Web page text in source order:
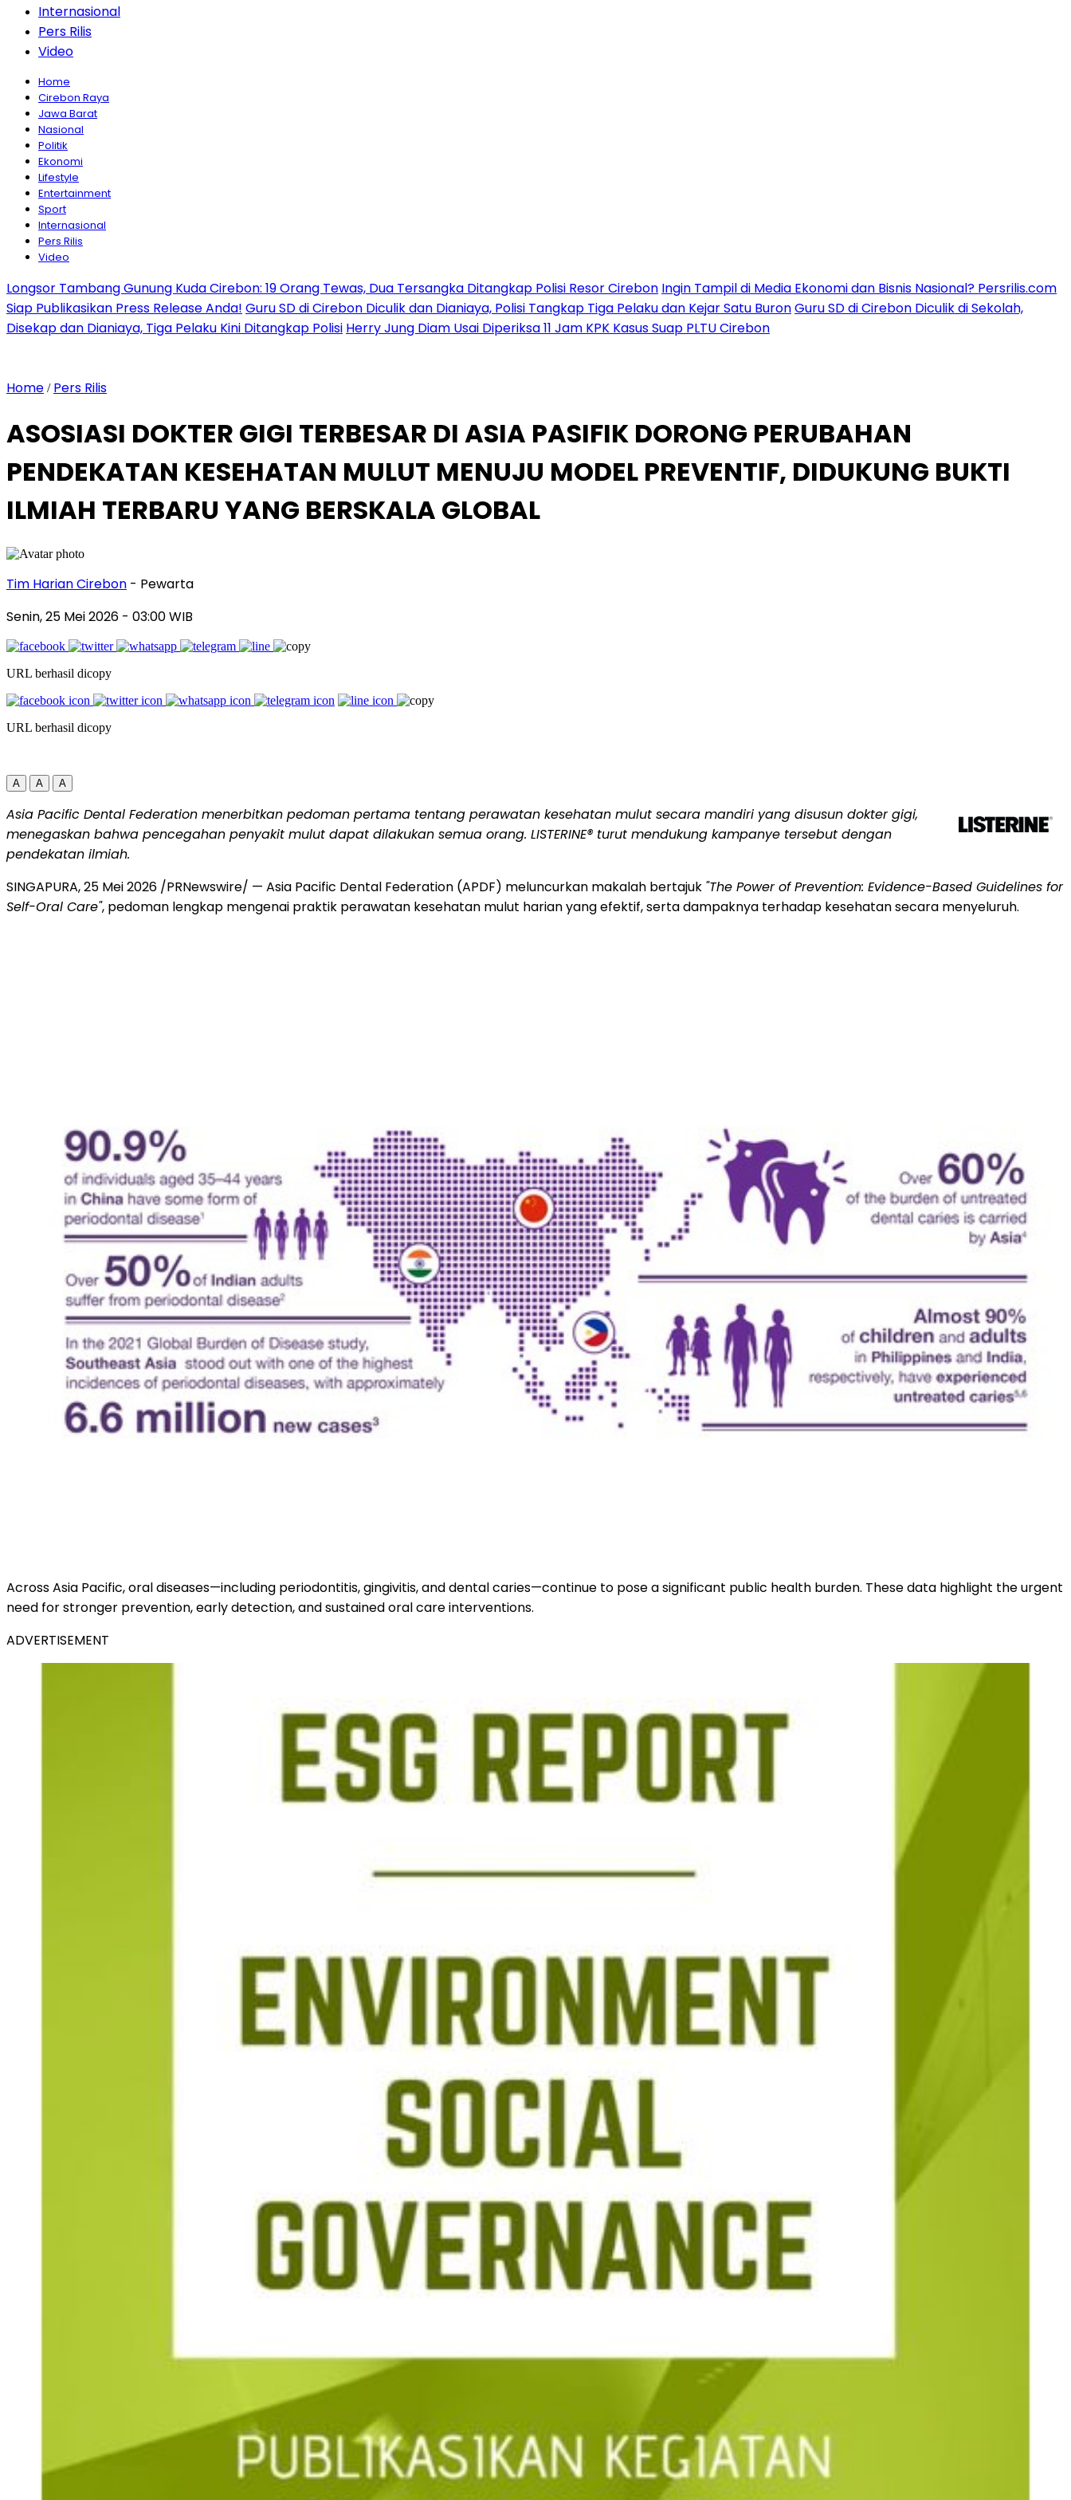
Internasional
Pers Rilis
Video
Home
Cirebon Raya
Jawa Barat
Nasional
Politik
Ekonomi
Lifestyle
Entertainment
Sport
Internasional
Pers Rilis
Video
Longsor Tambang Gunung Kuda Cirebon: 19 Orang Tewas, Dua Tersangka Ditangkap Polisi Resor Cirebon Ingin Tampil di Media Ekonomi dan Bisnis Nasional? Persrilis.com
Siap Publikasikan Press Release Anda! Guru SD di Cirebon Diculik dan Dianiaya, Polisi Tangkap Tiga Pelaku dan Kejar Satu BuronGuru SD di Cirebon Diculik di Sekolah,
Disekap dan Dianiaya, Tiga Pelaku Kini Ditangkap Polisi Herry Jung Diam Usai Diperiksa 11 Jam KPK Kasus Suap PLTU Cirebon
Home / Pers Rilis
ASOSIASI DOKTER GIGI TERBESAR DI ASIA PASIFIK DORONG PERUBAHAN
PENDEKATAN KESEHATAN MULUT MENUJU MODEL PREVENTIF, DIDUKUNG BUKTI
ILMIAH TERBARU YANG BERSKALA GLOBAL
Tim Harian Cirebon - Pewarta
Senin, 25 Mei 2026 - 03:00 WIB
URL berhasil dicopy
URL berhasil dicopy
A A A
Asia Pacific Dental Federation menerbitkan pedoman pertama tentang perawatan kesehatan mulut secara mandiri yang disusun dokter gigi,
menegaskan bahwa pencegahan penyakit mulut dapat dilakukan semua orang. LISTERINE® turut mendukung kampanye tersebut dengan
pendekatan ilmiah.
SINGAPURA,25 Mei 2026 /PRNewswire/ — Asia Pacific Dental Federation (APDF) meluncurkan makalah bertajuk "The Power of Prevention: Evidence-Based Guidelines for
Self-Oral Care", pedoman lengkap mengenai praktik perawatan kesehatan mulut harian yang efektif, serta dampaknya terhadap kesehatan secara menyeluruh.
Across Asia Pacific, oral diseases—including periodontitis, gingivitis, and dental caries—continue to pose a significant public health burden. These data highlight the urgent
need for stronger prevention, early detection, and sustained oral care interventions.
ADVERTISEMENT